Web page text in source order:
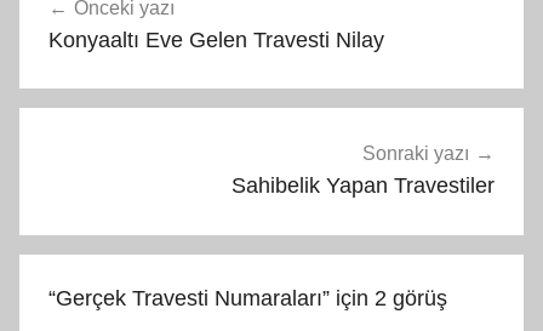
gezinmesi
Önceki yazı
Konyaaltı Eve Gelen Travesti Nilay
Sonraki yazı
Sahibelik Yapan Travestiler
“Gerçek Travesti Numaraları” için 2 görüş